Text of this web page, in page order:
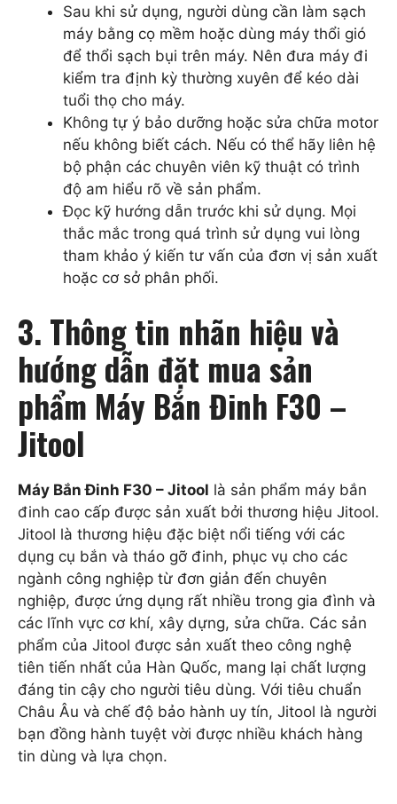
Sau khi sử dụng, người dùng cần làm sạch
máy bằng cọ mềm hoặc dùng máy thổi gió
để thổi sạch bụi trên máy. Nên đưa máy đi
kiểm tra định kỳ thường xuyên để kéo dài
tuổi thọ cho máy.
Không tự ý bảo dưỡng hoặc sửa chữa motor
nếu không biết cách. Nếu có thể hãy liên hệ
bộ phận các chuyên viên kỹ thuật có trình
độ am hiểu rõ về sản phẩm.
Đọc kỹ hướng dẫn trước khi sử dụng. Mọi
thắc mắc trong quá trình sử dụng vui lòng
tham khảo ý kiến tư vấn của đơn vị sản xuất
hoặc cơ sở phân phối.
3. Thông tin nhãn hiệu và
hướng dẫn đặt mua sản
phẩm Máy Bắn Đinh F30 –
Jitool
Máy Bắn Đinh F30 – Jitool là sản phẩm máy bắn
đinh cao cấp được sản xuất bởi thương hiệu Jitool.
Jitool là thương hiệu đặc biệt nổi tiếng với các
dụng cụ bắn và tháo gỡ đinh, phục vụ cho các
ngành công nghiệp từ đơn giản đến chuyên
nghiệp, được ứng dụng rất nhiều trong gia đình và
các lĩnh vực cơ khí, xây dựng, sửa chữa. Các sản
phẩm của Jitool được sản xuất theo công nghệ
tiên tiến nhất của Hàn Quốc, mang lại chất lượng
đáng tin cậy cho người tiêu dùng. Với tiêu chuẩn
Châu Âu và chế độ bảo hành uy tín, Jitool là người
bạn đồng hành tuyệt vời được nhiều khách hàng
tin dùng và lựa chọn.